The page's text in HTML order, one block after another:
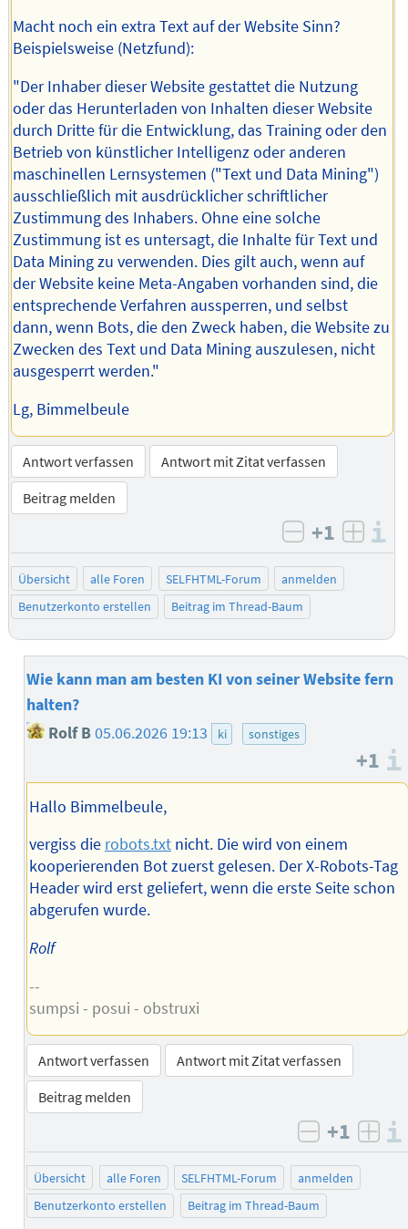
Macht noch ein extra Text auf der Website Sinn?
Beispielsweise (Netzfund):
"Der Inhaber dieser Website gestattet die Nutzung
oder das Herunterladen von Inhalten dieser Website
durch Dritte für die Entwicklung, das Training oder den
Betrieb von künstlicher Intelligenz oder anderen
maschinellen Lernsystemen ("Text und Data Mining")
ausschließlich mit ausdrücklicher schriftlicher
Zustimmung des Inhabers. Ohne eine solche
Zustimmung ist es untersagt, die Inhalte für Text und
Data Mining zu verwenden. Dies gilt auch, wenn auf
der Website keine Meta-Angaben vorhanden sind, die
entsprechende Verfahren aussperren, und selbst
dann, wenn Bots, die den Zweck haben, die Website zu
Zwecken des Text und Data Mining auszulesen, nicht
ausgesperrt werden."
Lg, Bimmelbeule
Antwort verfassen
Antwort mit Zitat verfassen
Beitrag melden
negativ
+1
Übersicht alle Foren SELFHTML-Forum
anmelden
Benutzerkonto erstellen
Beitrag im Thread-Baum
Wie kann man am besten KI von seiner Website fern
halten?
Rolf B05.06.2026 19:13 ki sonstiges
+1
Hallo Bimmelbeule,
vergiss die robots.txtnicht. Die wird von einem
kooperierenden Bot zuerst gelesen. Der X-Robots-Tag
Header wird erst geliefert, wenn die erste Seite schon
abgerufen wurde.
Rolf
--
sumpsi - posui - obstruxi
Antwort verfassen
Antwort mit Zitat verfassen
Beitrag melden
negativ
+1
Übersicht alle Foren SELFHTML-Forum
anmelden
Benutzerkonto erstellen
Beitrag im Thread-Baum